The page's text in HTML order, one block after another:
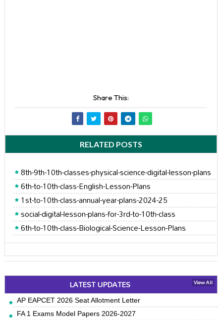
Share This:
RELATED POSTS
8th-9th-10th-classes-physical-science-digital-lesson-plans
6th-to-10th-class-English-Lesson-Plans
1st-to-10th-class-annual-year-plans-2024-25
social-digital-lesson-plans-for-3rd-to-10th-class
6th-to-10th-class-Biological-Science-Lesson-Plans
LATEST UPDATES View All
AP EAPCET 2026 Seat Allotment Letter
FA 1 Exams Model Papers 2026-2027